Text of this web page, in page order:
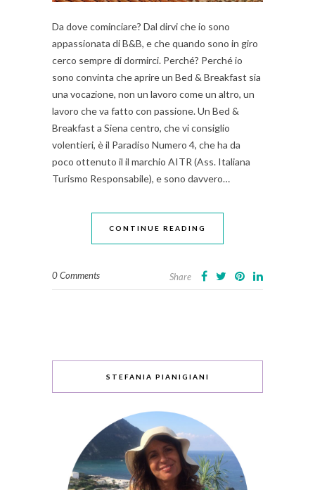
Da dove cominciare? Dal dirvi che io sono
appassionata di B&B, e che quando sono in giro
cerco sempre di dormirci. Perché? Perché io
sono convinta che aprire un Bed & Breakfast sia
una vocazione, non un lavoro come un altro, un
lavoro che va fatto con passione. Un Bed &
Breakfast a Siena centro, che vi consiglio
volentieri, è il Paradiso Numero 4, che ha da
poco ottenuto il il marchio AITR (Ass. Italiana
Turismo Responsabile), e sono davvero…
CONTINUE READING
0 Comments Share
STEFANIA PIANIGIANI